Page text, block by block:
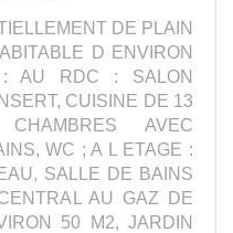
DE PLAIN
D ENVIRON
: AU RDC : SALON
CUISINE DE 13
AVEC
WC ; A L ETAGE :
SALLE DE BAINS
AU GAZ DE
50 M2, JARDIN